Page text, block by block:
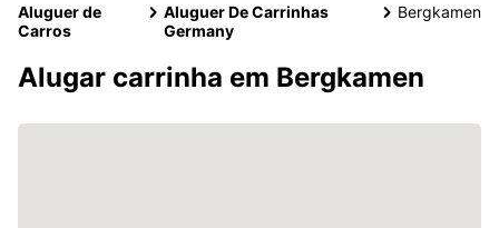
Aluguer de
Carros
Aluguer De Carrinhas
Germany
Bergkamen
Alugar carrinha em Bergkamen